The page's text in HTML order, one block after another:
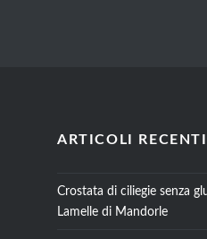
ARTICOLI RECENTI
Crostata di ciliegie senza
Lamelle di Mandorle